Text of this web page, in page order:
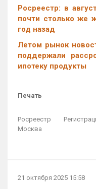
Росреестр: в
почти столько же
год назад
Летом рынок
поддержали
ипотеку продукты
Печать
Росреестр
Москва
21 октября 2025 15:58